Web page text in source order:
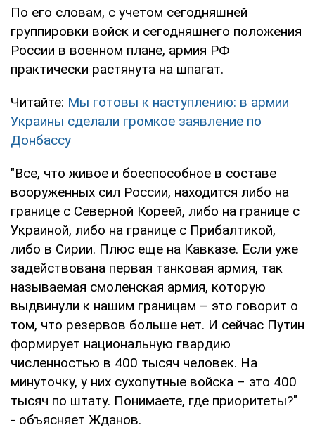
По его словам, с учетом сегодняшней
группировки войск и сегодняшнего положения
России в военном плане, армия РФ
практически растянута на шпагат.
Читайте: Мы готовы к наступлению: в армии
Украины сделали громкое заявление по
Донбассу
"Все, что живое и боеспособное в составе
вооруженных сил России, находится либо на
границе с Северной Кореей, либо на границе с
Украиной, либо на границе с Прибалтикой,
либо в Сирии. Плюс еще на Кавказе. Если уже
задействована первая танковая армия, так
называемая смоленская армия, которую
выдвинули к нашим границам – это говорит о
том, что резервов больше нет. И сейчас Путин
формирует национальную гвардию
численностью в 400 тысяч человек. На
минуточку, у них сухопутные войска – это 400
тысяч по штату. Понимаете, где приоритеты?"
- объясняет Жданов.